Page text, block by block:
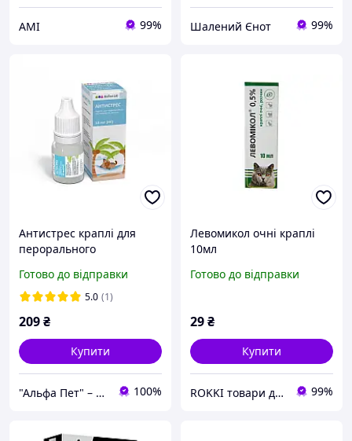
АМІ 99% Шалений Єнот 99%
Антистрес краплі для
перорального
Готово до відправки
5.0 (1)
209₴
Купити
"Альфа Пет" – здоров’я та щастя тварин щодня 100%
Левомикол очні краплі
10мл
Готово до відправки
29₴
Купити
ROKKI товари для тварин 99%